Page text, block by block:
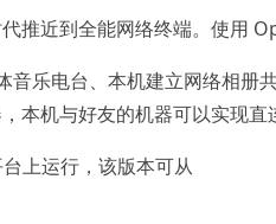
推近到全能网络终端。使用
乐电台、本机建立网络相册
本机与好友的机器可以实现直
上运行，该版本可从